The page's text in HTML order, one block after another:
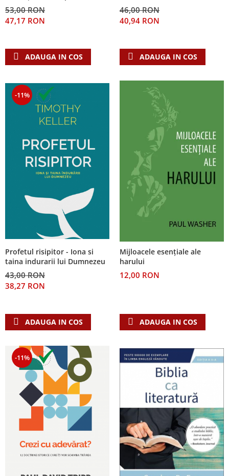
scepticismului
53,00 RON
47,17 RON
ADAUGA IN COS
46,00 RON
40,94 RON
ADAUGA IN COS
-11%
Profetul risipitor - Iona si
taina indurarii lui Dumnezeu
43,00 RON
38,27 RON
ADAUGA IN COS
Mijloacele esențiale ale
harului
12,00 RON
ADAUGA IN COS
-11%